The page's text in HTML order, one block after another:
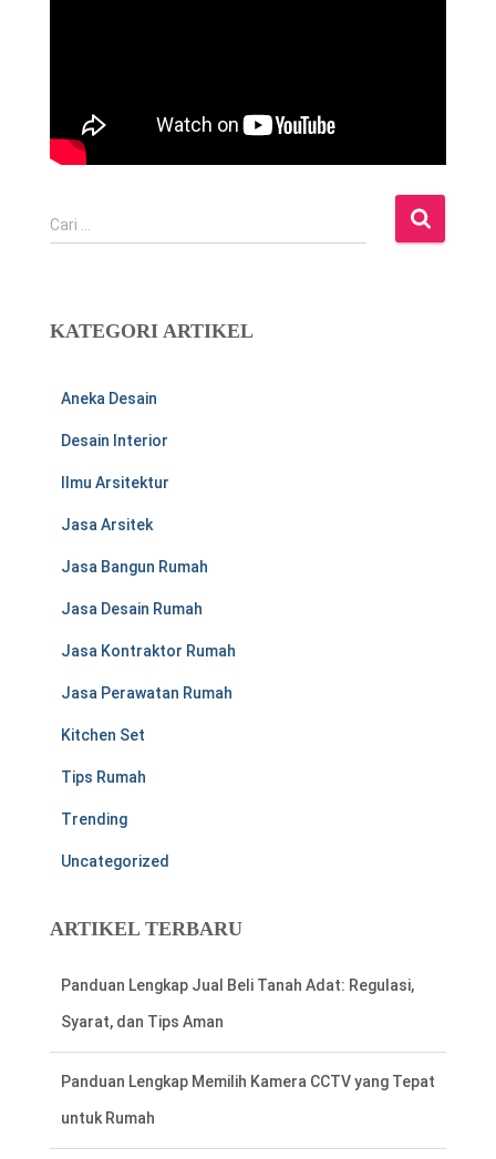
C
a
n
Cari …
KATEGORI ARTIKEL
Aneka Desain
Desain Interior
Ilmu Arsitektur
Jasa Arsitek
Jasa Bangun Rumah
Jasa Desain Rumah
Jasa Kontraktor Rumah
Jasa Perawatan Rumah
Kitchen Set
Tips Rumah
Trending
Uncategorized
ARTIKEL TERBARU
Panduan Lengkap Jual Beli Tanah Adat: Regulasi,
Syarat, dan Tips Aman
Panduan Lengkap Memilih Kamera CCTV yang Tepat
untuk Rumah